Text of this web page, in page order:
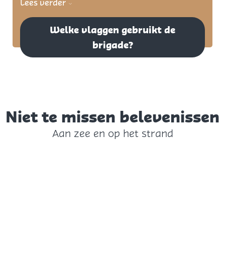
Lees verder
Welke vlaggen gebruikt de
brigade?
Niet te missen belevenissen
Aan zee en op het strand